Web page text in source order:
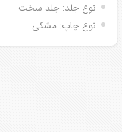
نوع جلد: جلد سخت
نوع چاپ: مشکی